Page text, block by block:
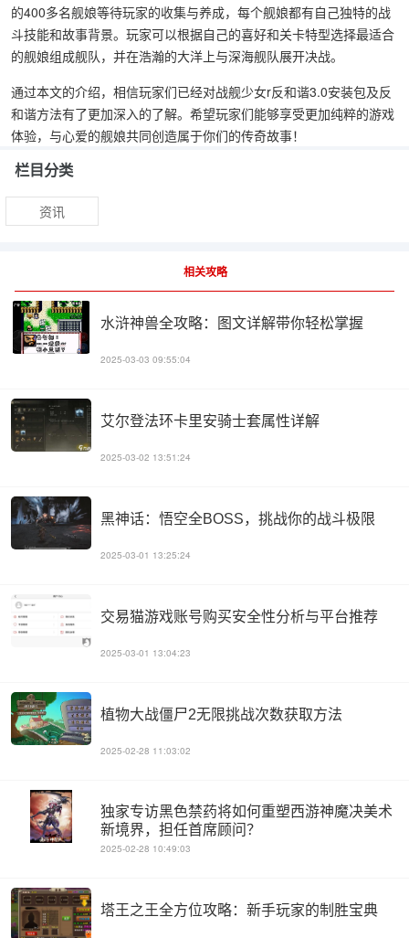
的400多名舰娘等待玩家的收集与养成，每个舰娘都有自己独特的战
斗技能和故事背景。玩家可以根据自己的喜好和关卡特型选择最适合
的舰娘组成舰队，并在浩瀚的大洋上与深海舰队展开决战。
通过本文的介绍，相信玩家们已经对战舰少女r反和谐3.0安装包及反
和谐方法有了更加深入的了解。希望玩家们能够享受更加纯粹的游戏
体验，与心爱的舰娘共同创造属于你们的传奇故事！
栏目分类
资讯
相关攻略
水浒神兽全攻略：图文详解带你轻松掌握
2025-03-03 09:55:04
艾尔登法环卡里安骑士套属性详解
2025-03-02 13:51:24
黑神话：悟空全BOSS，挑战你的战斗极限
2025-03-01 13:25:24
交易猫游戏账号购买安全性分析与平台推荐
2025-03-01 13:04:23
植物大战僵尸2无限挑战次数获取方法
2025-02-28 11:03:02
独家专访黑色禁药将如何重塑西游神魔决美术
新境界，担任首席顾问？
2025-02-28 10:49:03
塔王之王全方位攻略：新手玩家的制胜宝典